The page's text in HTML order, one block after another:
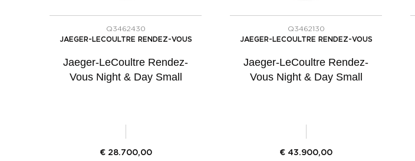
Q3462430
JAEGER-LECOULTRE RENDEZ-VOUS
Jaeger-LeCoultre Rendez-
Vous Night & Day Small
€ 28.700,00
Q3462130
JAEGER-LECOULTRE RENDEZ-VOUS
Jaeger-LeCoultre Rendez-
Vous Night & Day Small
€ 43.900,00